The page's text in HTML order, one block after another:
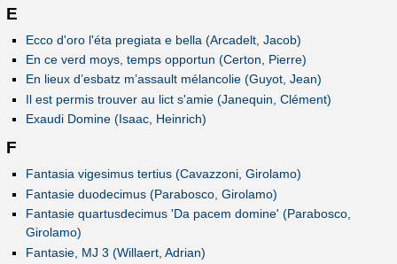
E
Ecco d'oro l'éta pregiata e bella (Arcadelt, Jacob)
En ce verd moys, temps opportun (Certon, Pierre)
En lieux d’esbatz m’assault mélancolie (Guyot, Jean)
Il est permis trouver au lict s'amie (Janequin, Clément)
Exaudi Domine (Isaac, Heinrich)
F
Fantasia vigesimus tertius (Cavazzoni, Girolamo)
Fantasie duodecimus (Parabosco, Girolamo)
Fantasie quartusdecimus 'Da pacem domine' (Parabosco,
Girolamo)
Fantasie, MJ 3 (Willaert, Adrian)